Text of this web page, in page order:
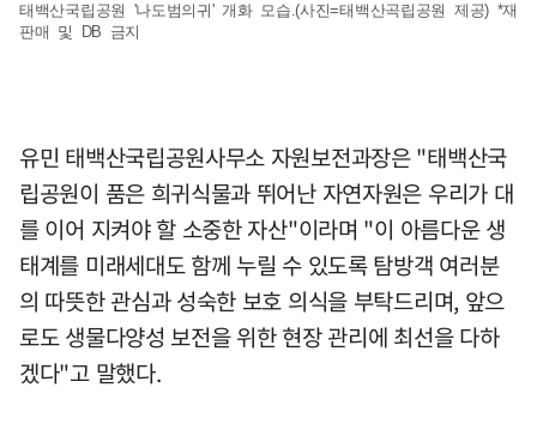
태백산국립공원 '나도범의귀' 개화 모습.(사진=태백산곡립공원 제공) *재
판매 및 DB 금지
유민 태백산국립공원사무소 자원보전과장은 "태백산국
립공원이 품은 희귀식물과 뛰어난 자연자원은 우리가 대
를 이어 지켜야 할 소중한 자산"이라며 "이 아름다운 생
태계를 미래세대도 함께 누릴 수 있도록 탐방객 여러분
의 따뜻한 관심과 성숙한 보호 의식을 부탁드리며, 앞으
로도 생물다양성 보전을 위한 현장 관리에 최선을 다하
겠다"고 말했다.